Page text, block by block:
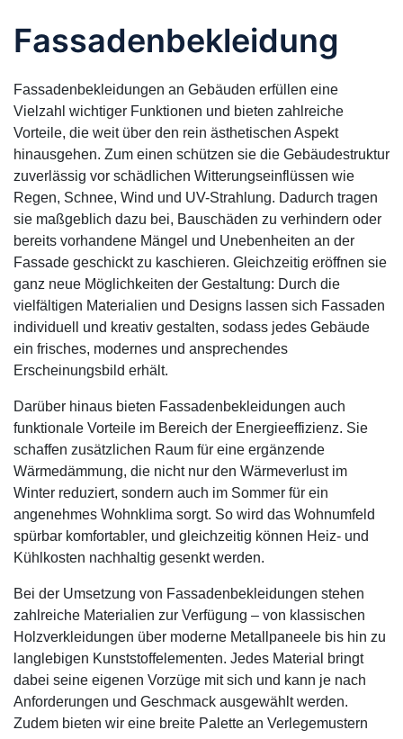
Fassadenbekleidung
Fassadenbekleidungen an Gebäuden erfüllen eine
Vielzahl wichtiger Funktionen und bieten zahlreiche
Vorteile, die weit über den rein ästhetischen Aspekt
hinausgehen. Zum einen schützen sie die Gebäudestruktur
zuverlässig vor schädlichen Witterungseinflüssen wie
Regen, Schnee, Wind und UV-Strahlung. Dadurch tragen
sie maßgeblich dazu bei, Bauschäden zu verhindern oder
bereits vorhandene Mängel und Unebenheiten an der
Fassade geschickt zu kaschieren. Gleichzeitig eröffnen sie
ganz neue Möglichkeiten der Gestaltung: Durch die
vielfältigen Materialien und Designs lassen sich Fassaden
individuell und kreativ gestalten, sodass jedes Gebäude
ein frisches, modernes und ansprechendes
Erscheinungsbild erhält.
Darüber hinaus bieten Fassadenbekleidungen auch
funktionale Vorteile im Bereich der Energieeffizienz. Sie
schaffen zusätzlichen Raum für eine ergänzende
Wärmedämmung, die nicht nur den Wärmeverlust im
Winter reduziert, sondern auch im Sommer für ein
angenehmes Wohnklima sorgt. So wird das Wohnumfeld
spürbar komfortabler, und gleichzeitig können Heiz- und
Kühlkosten nachhaltig gesenkt werden.
Bei der Umsetzung von Fassadenbekleidungen stehen
zahlreiche Materialien zur Verfügung – von klassischen
Holzverkleidungen über moderne Metallpaneele bis hin zu
langlebigen Kunststoffelementen. Jedes Material bringt
dabei seine eigenen Vorzüge mit sich und kann je nach
Anforderungen und Geschmack ausgewählt werden.
Zudem bieten wir eine breite Palette an Verlegemustern